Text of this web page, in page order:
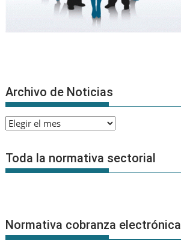
Archivo de Noticias
Archivo
Noticias
Toda la normativa sectorial
Normativa cobranza electrónica